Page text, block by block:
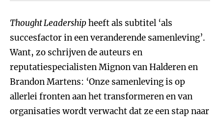
Thought Leadership heeft als subtitel ‘als
succesfactor in een veranderende samenleving’.
Want, zo schrijven de auteurs en
reputatiespecialisten Mignon van Halderen en
Brandon Martens: ‘Onze samenleving is op
allerlei fronten aan het transformeren en van
organisaties wordt verwacht dat ze een stap naar